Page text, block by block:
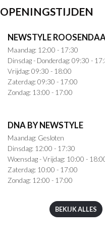
OPENINGSTIJDEN
NEWSTYLE
Maandag: 12:00 - 17:30
Dinsdag - Donderdag: 09:30 -
Vrijdag: 09:30 - 18:00
Zaterdag: 09:30 - 17:00
Zondag: 13:00 - 17:00
DNA BY NEWSTYLE
Maandag: Gesloten
Dinsdag: 12:00 - 17:30
Woensdag - Vrijdag: 10:00 -
Zaterdag: 10:00 - 17:00
Zondag: 12:00 - 17:00
BEKIJK ALLES